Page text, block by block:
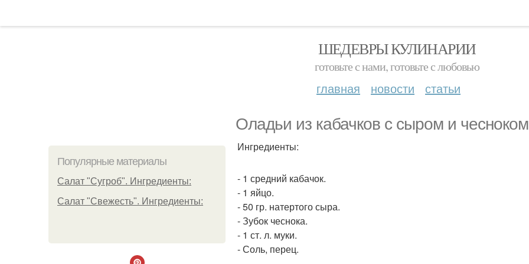
ШЕДЕВРЫ КУЛИНАРИИ
готовьте с нами, готовьте с любовью
главная новости статьи
Оладьи из кабачков с сыром и
Популярные материалы
Салат "Сугроб". Ингредиенты:
Салат "Свежесть". Ингредиенты:
Ингредиенты:
- 1 средний кабачок.
- 1 яйцо.
- 50 гр. натертого сыра.
- Зубок чеснока.
- 1 ст. л. муки.
- Соль, перец.